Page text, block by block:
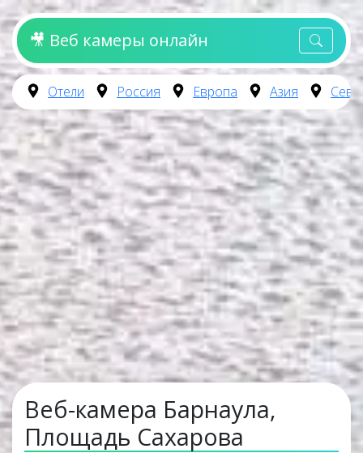
🎥 Веб камеры онлайн
Отели Россия Европа Азия
Веб-камера Барнаула,
Площадь Сахарова